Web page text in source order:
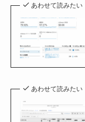
あわせて読みたい
あわせて読みたい